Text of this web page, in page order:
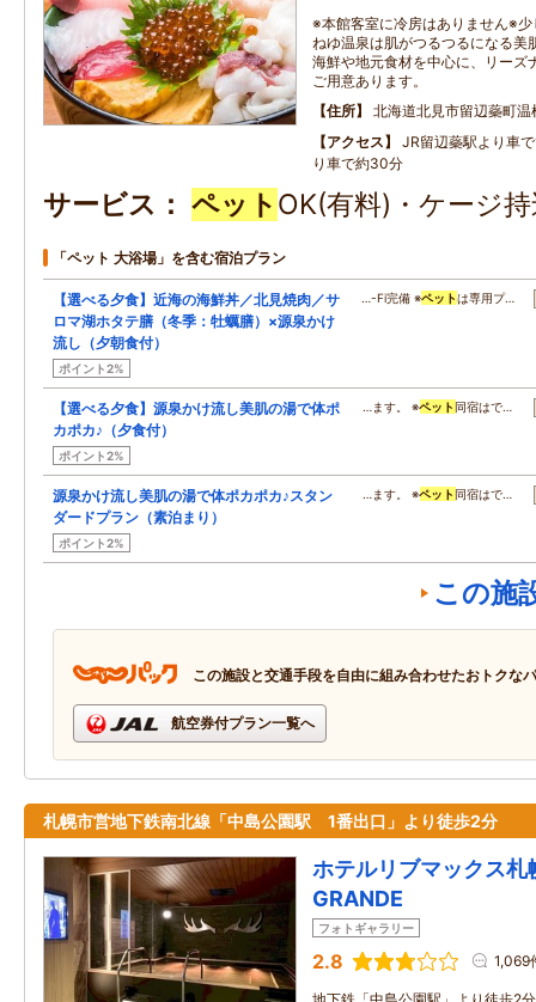
※本館客室に冷房はありません※
ねゆ温泉は肌がつるつるになる美
海鮮や地元食材を中心に、リーズ
ご用意あります。
住所
北海道北見市留辺蘂町
アクセス
JR留辺蘂駅より車
り車で約30分
サービス ペット OK(有料)・ケージ
「ペット 大浴場」を含む宿泊プラン
【選べる夕食】近海の海鮮丼／北見焼肉／サ
ロマ湖ホタテ膳（冬季：牡蠣膳）×源泉かけ
流し（夕朝食付）
ポイント2%
…-Fi完備 ※ペットは専用プ…
【選べる夕食】源泉かけ流し美肌の湯で体ポ
カポカ♪（夕食付）
ポイント2%
…ます。 ※ペット 同宿はで…
源泉かけ流し美肌の湯で体ポカポカ♪スタン
ダードプラン（素泊まり）
ポイント2%
…ます。 ※ペット 同宿はで…
この施
この施設と交通手段を自由に組み合わせたおトクな
航空券付プラン一覧へ
札幌市営地下鉄南北線「中島公園駅 1番出口」より徒歩2分
ホテルリブマックス札
GRANDE
フォトギャラリー
2.8 1,069